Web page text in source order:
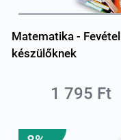
Matematika -
készülőknek
1 795 Ft